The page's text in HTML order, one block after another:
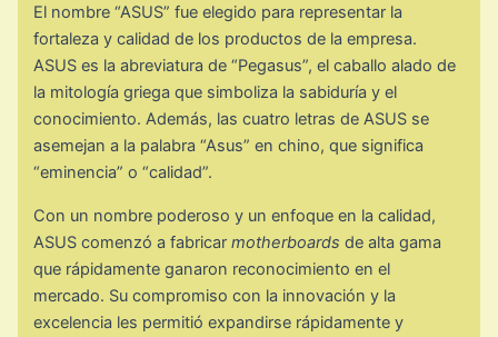
El nombre “ASUS” fue elegido para representar la
fortaleza y calidad de los productos de la empresa.
ASUS es la abreviatura de “Pegasus”, el caballo alado de
la mitología griega que simboliza la sabiduría y el
conocimiento. Además, las cuatro letras de ASUS se
asemejan a la palabra “Asus” en chino, que significa
“eminencia” o “calidad”.
Con un nombre poderoso y un enfoque en la calidad,
ASUS comenzó a fabricarmotherboards de alta gama
que rápidamente ganaron reconocimiento en el
mercado. Su compromiso con la innovación y la
excelencia les permitió expandirse rápidamente y